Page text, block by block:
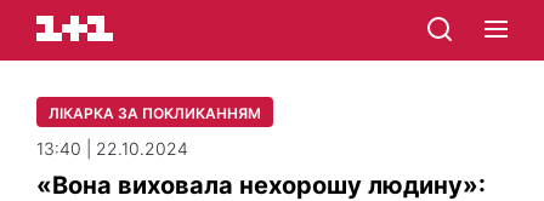
ЛІКАРКА ЗА ПОКЛИКАННЯМ
13:40 | 22.10.2024
«Вона виховала нехорошу людину»: